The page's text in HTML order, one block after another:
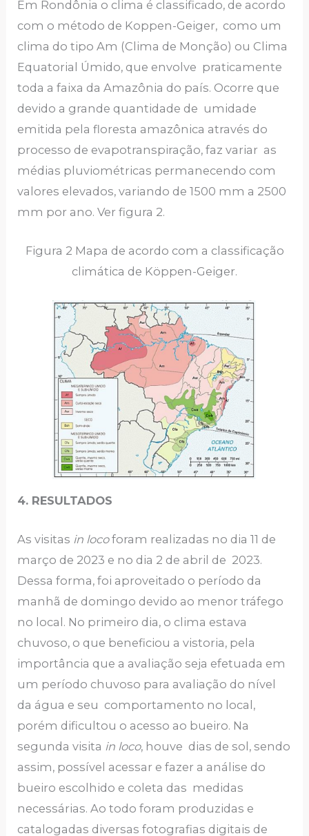
Em Rondônia o clima é classificado, de acordo
com o método de Koppen-Geiger, como um
clima do tipo Am (Clima de Monção) ou Clima
Equatorial Úmido, que envolve praticamente
toda a faixa da Amazônia do país. Ocorre que
devido a grande quantidade de umidade
emitida pela floresta amazônica através do
processo de evapotranspiração, faz variar as
médias pluviométricas permanecendo com
valores elevados, variando de 1500 mm a 2500
mm por ano. Ver figura 2.
Figura 2 Mapa de acordo com a classificação
climática de Köppen-Geiger.
4. RESULTADOS
As visitas in locoforam realizadas no dia 11 de
março de 2023 e no dia 2 de abril de 2023.
Dessa forma, foi aproveitado o período da
manhã de domingo devido ao menor tráfego
no local. No primeiro dia, o clima estava
chuvoso, o que beneficiou a vistoria, pela
importância que a avaliação seja efetuada em
um período chuvoso para avaliação do nível
da água e seu comportamento no local,
porém dificultou o acesso ao bueiro. Na
segunda visita in loco, houve dias de sol, sendo
assim, possível acessar e fazer a análise do
bueiro escolhido e coleta das medidas
necessárias. Ao todo foram produzidas e
catalogadas diversas fotografias digitais de